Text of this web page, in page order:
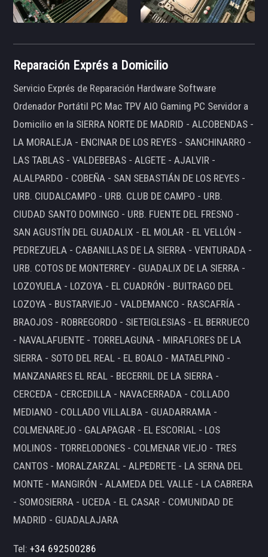
Reparación Exprés a Domicilio
Servicio Exprés de Reparación Hardware Software
Ordenador Portátil PC Mac TPV AIO Gaming PC Servidor a
Domicilio en la SIERRA NORTE DE MADRID - ALCOBENDAS -
LA MORALEJA - ENCINAR DE LOS REYES - SANCHINARRO -
LAS TABLAS - VALDEBEBAS - ALGETE - AJALVIR -
ALALPARDO - COBEÑA - SAN SEBASTIÁN DE LOS REYES -
URB. CIUDALCAMPO - URB. CLUB DE CAMPO - URB.
CIUDAD SANTO DOMINGO - URB. FUENTE DEL FRESNO -
SAN AGUSTÍN DEL GUADALIX - EL MOLAR - EL VELLÓN -
PEDREZUELA - CABANILLAS DE LA SIERRA - VENTURADA -
URB. COTOS DE MONTERREY - GUADALIX DE LA SIERRA -
LOZOYUELA - LOZOYA - EL CUADRÓN - BUITRAGO DEL
LOZOYA - BUSTARVIEJO - VALDEMANCO - RASCAFRÍA -
BRAOJOS - ROBREGORDO - SIETEIGLESIAS - EL BERRUECO
- NAVALAFUENTE - TORRELAGUNA - MIRAFLORES DE LA
SIERRA - SOTO DEL REAL - EL BOALO - MATAELPINO -
MANZANARES EL REAL - BECERRIL DE LA SIERRA -
CERCEDA - CERCEDILLA - NAVACERRADA - COLLADO
MEDIANO - COLLADO VILLALBA - GUADARRAMA -
COLMENAREJO - GALAPAGAR - EL ESCORIAL - LOS
MOLINOS - TORRELODONES - COLMENAR VIEJO - TRES
CANTOS - MORALZARZAL - ALPEDRETE - LA SERNA DEL
MONTE - MANGIRÓN - ALAMEDA DEL VALLE - LA CABRERA
- SOMOSIERRA - UCEDA - EL CASAR - COMUNIDAD DE
MADRID - GUADALAJARA
Tel:+34 692500286